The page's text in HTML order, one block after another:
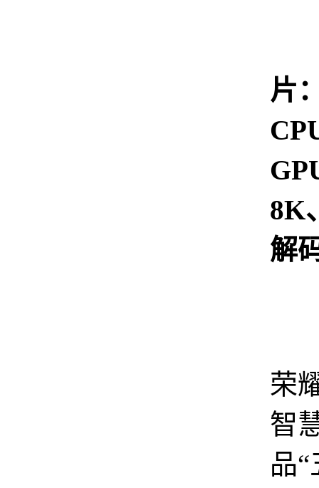
片
8K
解
荣
智
品